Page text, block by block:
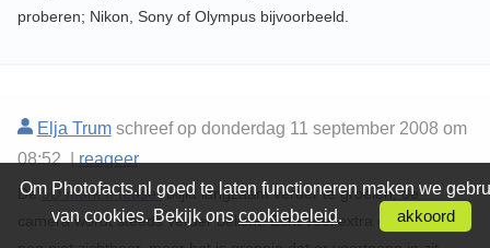
proberen; Nikon, Sony of Olympus bijvoorbeeld.
Elja Trumschreef op donderdag 11 september 2008 om
08:52 |reageer
De5D mark II teaserblijkt langzaam verder te groeien; de
camera wordt steeds verder belicht. Echt veel extra details zijn er
Om Photofacts.nl goed te laten functioneren maken we
van cookies. Bekijk ons cookiebeleid. akkoord